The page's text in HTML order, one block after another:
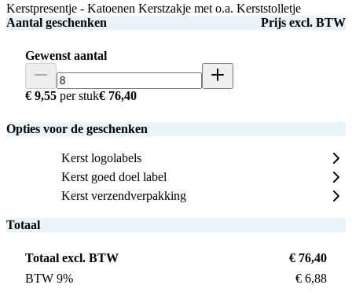
Kerstpresentje - Katoenen Kerstzakje met o.a. Kerststolletje
Aantal geschenken
Prijs excl. BTW
Gewenst aantal
€ 9,55 per stuk€ 76,40
Opties voor de geschenken
Kerst logolabels
Kerst goed doel label
Kerst verzendverpakking
Totaal
Totaal excl. BTW
€ 76,40
BTW 9%
€ 6,88